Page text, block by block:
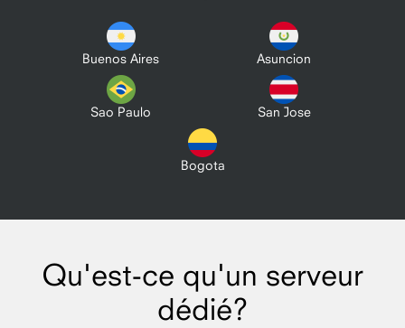
Buenos Aires Asuncion
Sao Paulo San Jose
Bogota
Qu'est-ce qu'un serveur
dédié?